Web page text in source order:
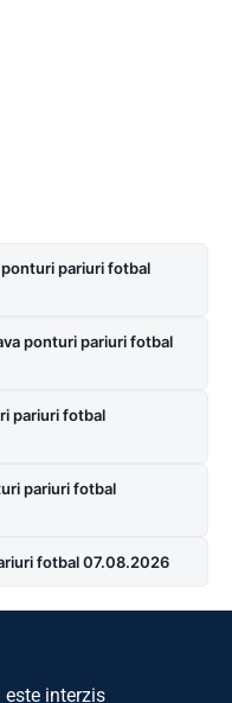
pariuri fotbal
ponturi pariuri fotbal
pariuri fotbal
pariuri fotbal
fotbal 07.08.2026
interzis